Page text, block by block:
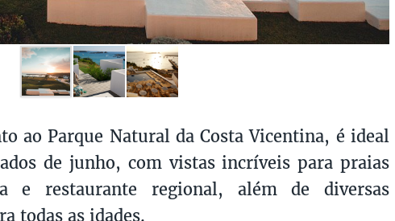
ao Parque Natural da Costa Vicentina, é ideal
de junho, com vistas incríveis para praias
e restaurante regional, além de diversas
todas as idades.